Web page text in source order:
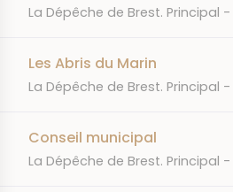
JOURNAL
La Dépêche de Brest. Principal
Les Abris du Marin
JOURNAL
La Dépêche de Brest. Principal
Conseil municipal
JOURNAL
La Dépêche de Brest. Principal